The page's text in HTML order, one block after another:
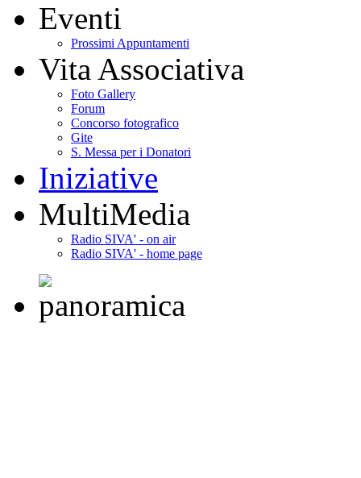
Eventi
Prossimi Appuntamenti
Vita Associativa
Foto Gallery
Forum
Concorso fotografico
Gite
S. Messa per i Donatori
Iniziative
MultiMedia
Radio SIVA' - on air
Radio SIVA' - home page